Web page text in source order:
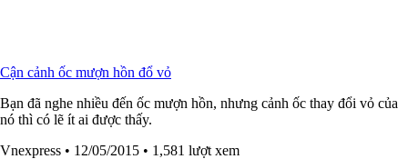
Cận cảnh ốc mượn hồn đổ vỏ
Bạn đã nghe nhiều đến ốc mượn hồn, nhưng cảnh ốc thay đổi vỏ của
nó thì có lẽ ít ai được thấy.
Vnexpress • 12/05/2015 • 1,581 lượt xem